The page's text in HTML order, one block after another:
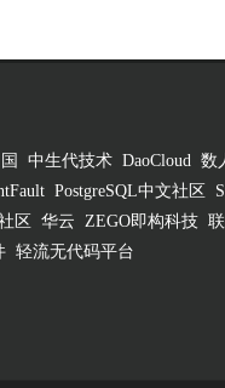
中生代技术 DaoCloud 数
PostgreSQL中文社区
区 华云 ZEGO即构科技
轻流无代码平台